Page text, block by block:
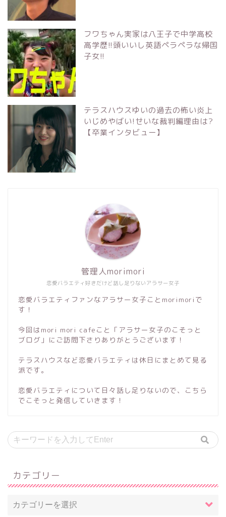
フワちゃん実家は八王子で中学高校
高学歴!!頭いいし英語ペラペラな帰国
子女!!
テラスハウスゆいの過去の怖い炎上
いじめやばい!せいな裁判編理由は?
【卒業インタビュー】
恋愛バラエティ好きだけど話し足りないアラサー女子
管理人morimori
恋愛バラエティファンなアラサー女子ことmorimoriで
す！
今回はmori mori cafeこと「アラサー女子のこそっと
ブログ」にご訪問下さりありがとうございます！
テラスハウスなど恋愛バラエティは休日にまとめて見る
派です。
恋愛バラエティについて日々話し足りないので、こちら
でこそっと発信していきます！
カテゴリー